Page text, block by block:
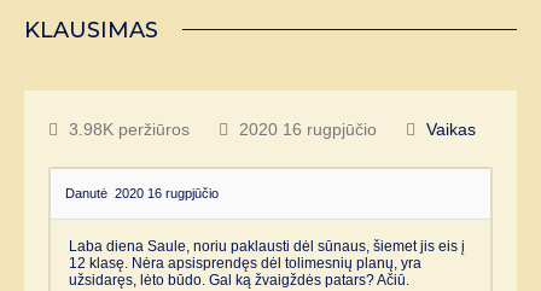
KLAUSIMAS
3.98K peržiūros 2020 16 rugpjūčio Vaikas
Danutė 2020 16 rugpjūčio
Laba diena Saule, noriu paklausti dėl sūnaus, šiemet jis eis į
12 klasę. Nėra apsisprendęs dėl tolimesnių planų, yra
užsidaręs, lėto būdo. Gal ką žvaigždės patars? Ačiū.